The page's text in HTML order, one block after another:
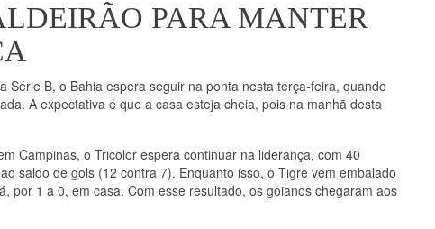
PARA MANTER
Série B, o Bahia espera seguir na ponta nesta terça-feira, quando
A expectativa é que a casa esteja cheia, pois na manhã desta
Campinas, o Tricolor espera continuar na liderança, com 40
saldo de gols (12 contra 7). Enquanto isso, o Tigre vem embalado
por 1 a 0, em casa. Com esse resultado, os goianos chegaram aos